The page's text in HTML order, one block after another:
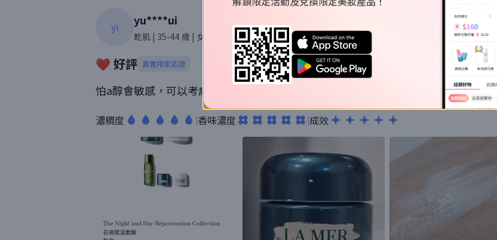
yi yu****ui
乾肌 | 35-44 歲 | 女性 | 182則評價
❤️ 好評 真實用家認證
怕a醇會敏感，可以考慮用佢，連敏感肌都用得，而且效果好明顯，用1次已經見到
濃稠度 |香味濃度 |成效